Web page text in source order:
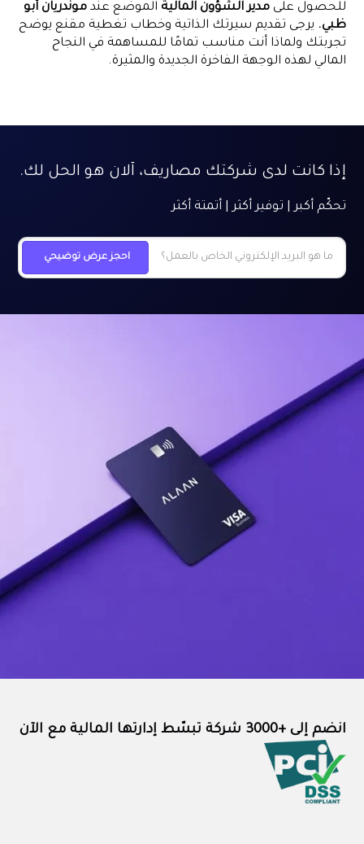
للحصول علىمدير الشؤون المالية الموضع عندموندريان أبو
ظبي. يرجى تقديم سيرتك الذاتية وخطاب تغطية مقنع يوضح
تجربتك ولماذا أنت مناسب تمامًا للمساهمة في النجاح
المالي لهذه الوجهة الفاخرة الجديدة والمثيرة.
إذا كانت لدى شركتك مصاريف، آلان هو الحل لك.
تحكّم أكبر | توفير أكثر | أتمتة أكثر
انضم إلى +3000 شركة تبسّط إدارتها المالية مع الآن